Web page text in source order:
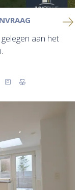
aan het